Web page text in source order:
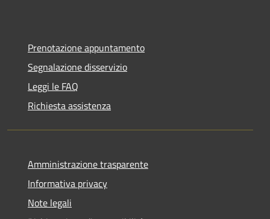
Prenotazione appuntamento
Segnalazione disservizio
Leggi le FAQ
Richiesta assistenza
Amministrazione trasparente
Informativa privacy
Note legali